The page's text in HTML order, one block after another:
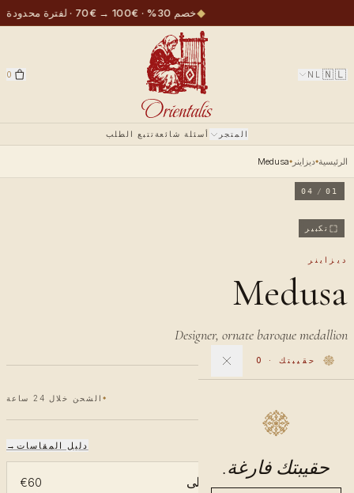
◆خصم 30% · €100 → €70 · لفترة محدودة
🇳🇱
NL
0
المتجر أسئلة شائعةتتبع الطلب
حقيبتك ·
0
حقيبتك فارغة.
الرئيسية ديزاينر Medusa
تكبير
01
/
04
ديزاينر
Medusa
Designer, ornate baroque medallion
الشحن خلال 24 ساعة
دليل المقاسات →
€60